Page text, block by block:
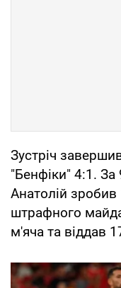
Зустріч
"Бенфіки" 4:1. За
Анатолій
штрафного
м'яча та віддав